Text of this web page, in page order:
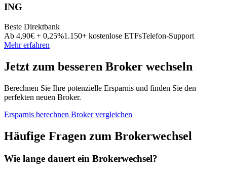
ING
Beste Direktbank
Ab 4,90€ + 0,25%1.150+ kostenlose ETFsTelefon-Support
Mehr erfahren
Jetzt zum besseren Broker wechseln
Berechnen Sie Ihre potenzielle Ersparnis und finden Sie den
perfekten neuen Broker.
Ersparnis berechnen Broker vergleichen
Häufige Fragen zum Brokerwechsel
Wie lange dauert ein Brokerwechsel?